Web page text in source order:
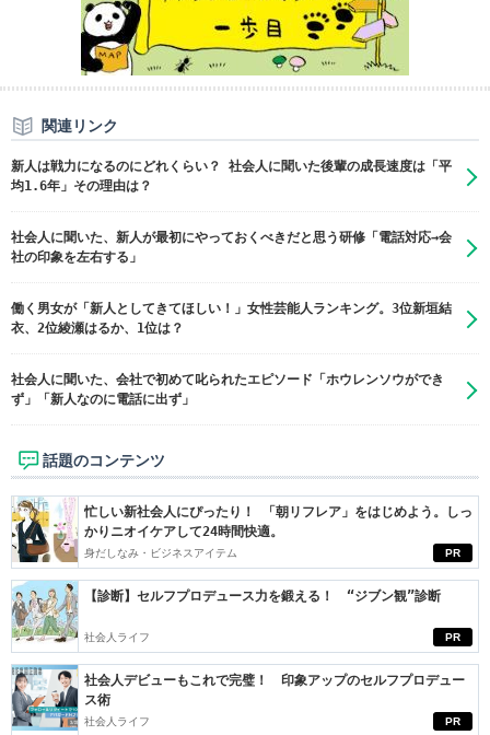
関連リンク
新人は戦力になるのにどれくらい？ 社会人に聞いた後輩の成長速度は「平
均1.6年」その理由は？
社会人に聞いた、新人が最初にやっておくべきだと思う研修「電話対応→会
社の印象を左右する」
働く男女が「新人としてきてほしい！」女性芸能人ランキング。3位新垣結
衣、2位綾瀬はるか、1位は？
社会人に聞いた、会社で初めて叱られたエピソード「ホウレンソウができ
ず」「新人なのに電話に出ず」
話題のコンテンツ
PR
忙しい新社会人にぴったり！ 「朝リフレア」をはじめよう。しっ
かりニオイケアして24時間快適。
身だしなみ・ビジネスアイテム
PR
【診断】セルフプロデュース力を鍛える！ “ジブン観”診断
社会人ライフ
PR
社会人デビューもこれで完璧！ 印象アップのセルフプロデュー
ス術
社会人ライフ